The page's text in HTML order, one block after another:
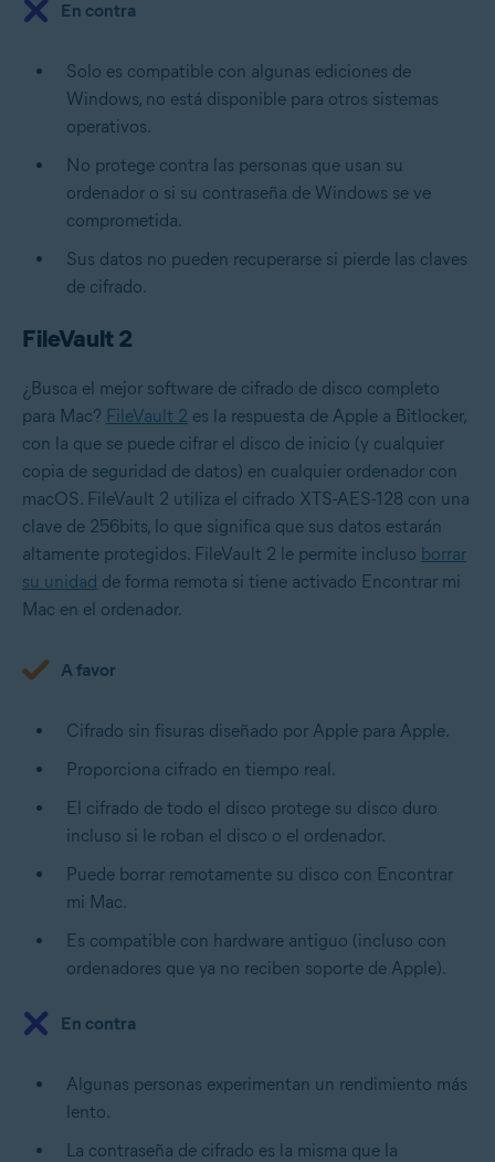
En contra
Solo es compatible con algunas ediciones de
Windows, no está disponible para otros sistemas
operativos.
No protege contra las personas que usan su
ordenador o si su contraseña de Windows se ve
comprometida.
Sus datos no pueden recuperarse si pierde las claves
de cifrado.
FileVault 2
¿Busca el mejor software de cifrado de disco completo
para Mac? FileVault 2 es la respuesta de Apple a Bitlocker,
con la que se puede cifrar el disco de inicio (y cualquier
copia de seguridad de datos) en cualquier ordenador con
macOS. FileVault 2 utiliza el cifrado XTS-AES-128 con una
clave de 256bits, lo que significa que sus datos estarán
altamente protegidos. FileVault 2 le permite incluso borrar
su unidad de forma remota si tiene activado Encontrar mi
Mac en el ordenador.
A favor
Cifrado sin fisuras diseñado por Apple para Apple.
Proporciona cifrado en tiempo real.
El cifrado de todo el disco protege su disco duro
incluso si le roban el disco o el ordenador.
Puede borrar remotamente su disco con Encontrar
mi Mac.
Es compatible con hardware antiguo (incluso con
ordenadores que ya no reciben soporte de Apple).
En contra
Algunas personas experimentan un rendimiento más
lento.
La contraseña de cifrado es la misma que la